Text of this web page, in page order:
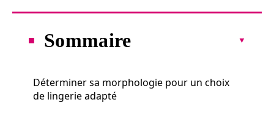
Sommaire
Déterminer sa morphologie pour un choix
de lingerie adapté